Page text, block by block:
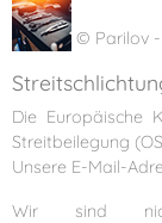
© Parilov
Die Europäische
Streitbeilegung
Unsere E-Mail-
Wir sind